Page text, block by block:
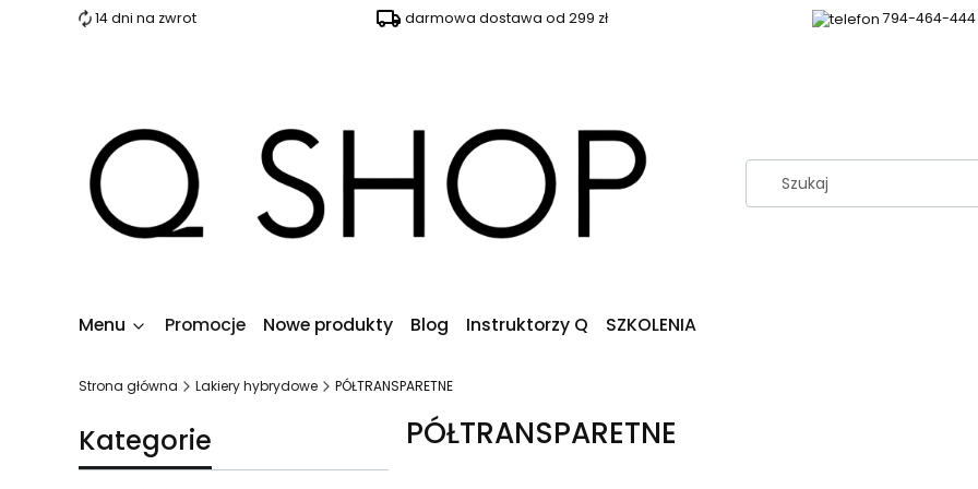
14 dni na zwrot darmowa dostawa od 299 zł 794-464-444
Menu Promocje Nowe produkty Blog Instruktorzy Q SZKOLENIA
Strona główna Lakiery hybrydowe PÓŁTRANSPARETNE
Kategorie PÓŁTRANSPARETNE